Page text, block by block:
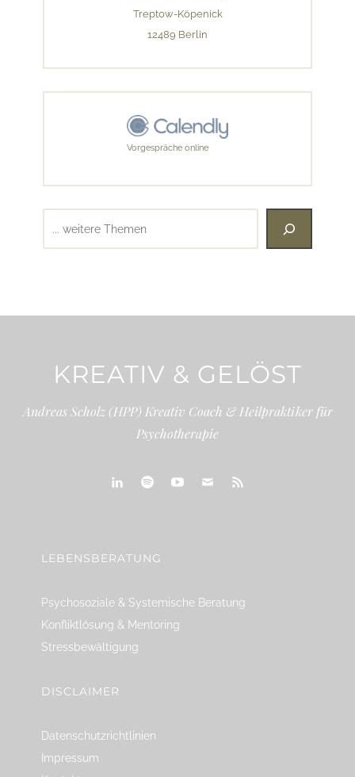
Treptow-Köpenick
12489 Berlin
Vorgespräche online
KREATIV & GELÖST
Andreas Scholz (HPP) Kreativ Coach & Heilpraktiker für
Psychotherapie
LEBENSBERATUNG
Psychosoziale & Systemische Beratung
Konfliktlösung & Mentoring
Stressbewältigung
DISCLAIMER
Datenschutzrichtlinien
Impressum